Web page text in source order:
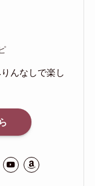
んなしで楽し